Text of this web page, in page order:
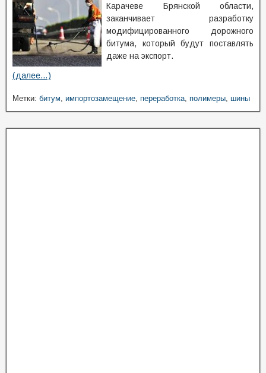
Карачеве Брянской области,
заканчивает разработку
модифицированного дорожного
битума, который будут поставлять
даже на экспорт.
(далее…)
Метки: битум, импортозамещение, переработка, полимеры, шины